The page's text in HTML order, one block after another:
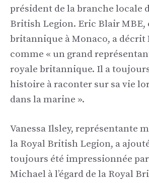
président de la branche locale
British Legion. Eric Blair MBE,
britannique à Monaco, a décrit
comme « un grand
royale britannique. Il a
histoire à raconter sur sa vie
dans la marine ».
Vanessa Ilsley, représentante
la Royal British Legion, a ajouté
toujours été impressionnée par
Michael à l’égard de la Royal